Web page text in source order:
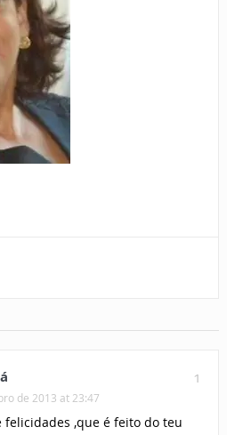
1
de 2013 at 23:47
felicidades ,que é feito do teu